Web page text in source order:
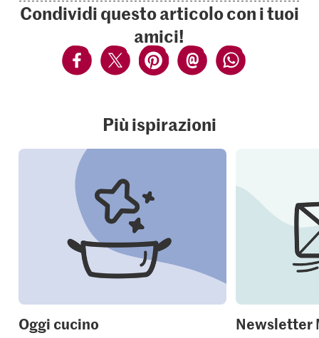
Condividi questo articolo con i tuoi
amici!
Più ispirazioni
Oggi cucino Newsletter